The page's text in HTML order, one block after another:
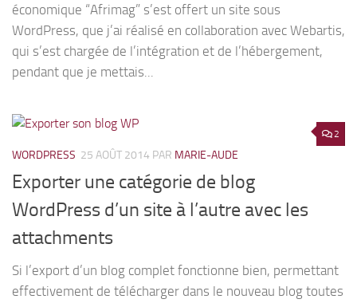
économique “Afrimag” s’est offert un site sous
WordPress, que j’ai réalisé en collaboration avec Webartis,
qui s’est chargée de l’intégration et de l’hébergement,
pendant que je mettais...
2
WORDPRESS 25 AOÛT 2014 PAR MARIE-AUDE
Exporter une catégorie de blog
WordPress d’un site à l’autre avec les
attachments
Si l’export d’un blog complet fonctionne bien, permettant
effectivement de télécharger dans le nouveau blog toutes